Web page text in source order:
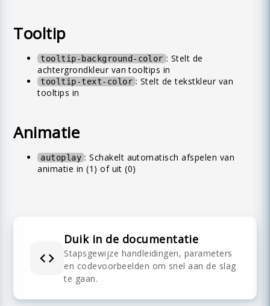
Tooltip
tooltip-background-color : Stelt de
achtergrondkleur van tooltips in
tooltip-text-color : Stelt de tekstkleur van
tooltips in
Animatie
autoplay : Schakelt automatisch afspelen van
animatie in (1) of uit (0)
Duik in de documentatie
Stapsgewijze handleidingen, parameters
en codevoorbeelden om snel aan de slag
te gaan.
De Augmented Reality-functie stelt je in staat
om het virtuele product in je eigen omgeving
te bekijken met je mobiele apparaat. Door op
een knop te klikken, kun je een levensechte
weergave van het product in je eigen ruimte
De ontwikkeling van Vulp, een 3D-